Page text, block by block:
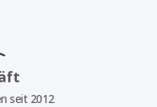
seit 2012